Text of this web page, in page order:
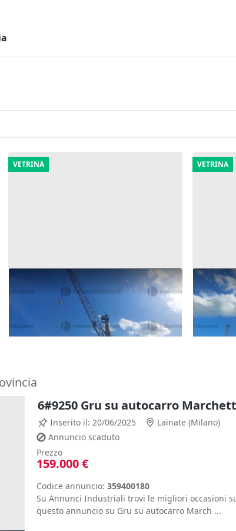
VETRINA
2#9916 Gru portuale Italgru
Catania (Catania)
VETRINA
Catania
21.000
6#9250 Gru su autocarro
Inserito il: 20/06/2025 Lainate (Milano)
Annuncio scaduto
Prezzo
159.000 €
Codice annuncio: 359400180
Su Annunci Industriali trovi le migliori occasioni
questo annuncio su Gru su autocarro March ...